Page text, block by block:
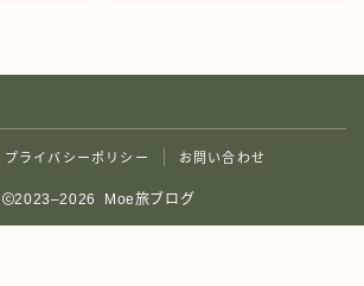
プライバシーポリシー お問い合わせ
2023–2026 Moe旅ブログ